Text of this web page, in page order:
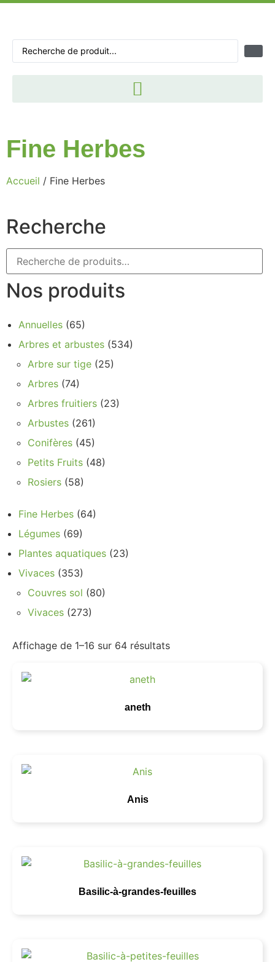
Fine Herbes
Accueil / Fine Herbes
Recherche
Nos produits
Annuelles (65)
Arbres et arbustes (534)
Arbre sur tige (25)
Arbres (74)
Arbres fruitiers (23)
Arbustes (261)
Conifères (45)
Petits Fruits (48)
Rosiers (58)
Fine Herbes (64)
Légumes (69)
Plantes aquatiques (23)
Vivaces (353)
Couvres sol (80)
Vivaces (273)
Affichage de 1–16 sur 64 résultats
aneth
Anis
Basilic-à-grandes-feuilles